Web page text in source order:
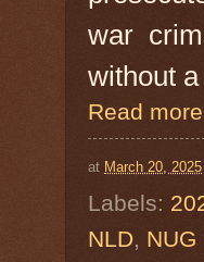
war
without
Read
at March 20, 2025
Labels:
NLD, NUG